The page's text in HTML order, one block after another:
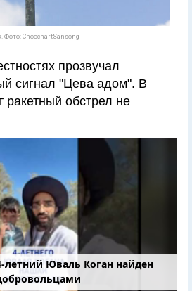
Фото: ChoochartSansong
прозвучал
сигнал "Цева адом". В
обстрел не
летний Юваль Коган найден